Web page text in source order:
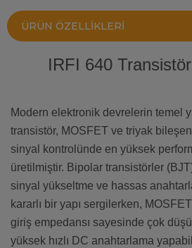
ÜRÜN ÖZELLIKLERI
IRFI 640
Modern elektronik devrelerin temel
transistör, MOSFET ve triyak
sinyal kontrolünde en yüksek
üretilmiştir. Bipolar transistörler
sinyal yükseltme ve hassas
kararlı bir yapı sergilerken,
giriş empedansı sayesinde çok
yüksek hızlı DC anahtarlama